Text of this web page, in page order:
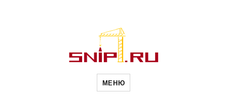
Новости
МЕНЮ